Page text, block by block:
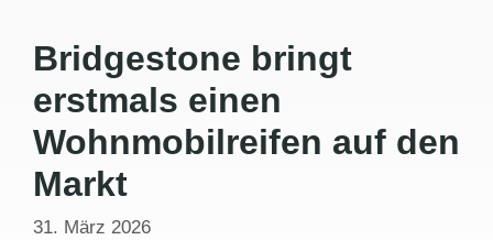
Bridgestone bringt
erstmals einen
Wohnmobilreifen auf den
Markt
31. März 2026